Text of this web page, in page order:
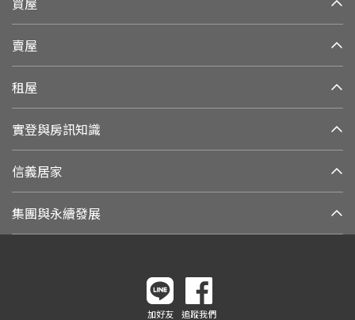
賣屋
租屋
實登與房訊知識
信義居家
集團與永續發展
加好友 追蹤我們